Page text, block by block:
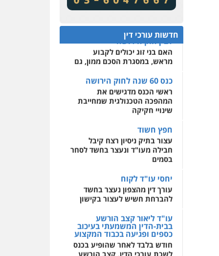
שירותים מקצועיים לעורכי
דין
0522508109
אחסון אתרים
מהירות הגנה גיבוי
תמיכה שירותים מקצועיים
מרכז התחלה חדשה
אסירים
דין
0544500346
חדשות עורכי דין
מע"מ ומוסדות ללא כוונת רווח
המתח שבין חוק יחסי ממון
לבין חוק הירושה
האם בני זוג יכולים לקבוע
מראש, במסגרת הסכם ממון, גם
כנס 60 שנה לחוק הירושה
ראשי הכנס מדגישים את
המהפכה הטכנולגית שמחייבת
שינויי חקיקה
חפץ חשוד
עצור בתיק ניסיון רצח קיבל
חבילה מעו"ד ונעצר בחשד לסחר
בסמים
יחסי עו"ד לקוח
עורך דין מהצפון נעצר בחשד
להברחת חשיש לעצור בקישון
עו"ד ליאור קצב הורשע
בבית-הדין המשמעתי בעיכוב
כספים ופגיעה בכבוד המקצוע
חודש בלבד לאחר שהופיע בכנס
לשכת עורכי הדין, קצב הורשע